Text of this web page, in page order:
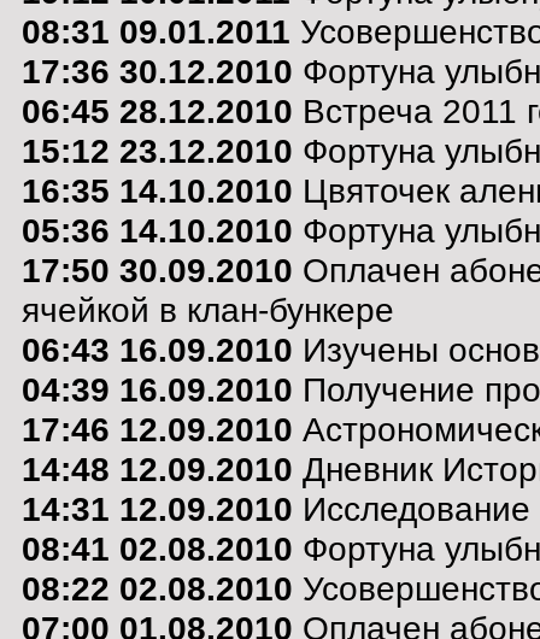
08:31 09.01.2011
17:36 30.12.2010 Фортуна
06:45 28.12.2010 Встреча 2011
15:12 23.12.2010 Фортуна
16:35 14.10.2010 Цвяточек
05:36 14.10.2010 Фортуна
17:50 30.09.2010 Оплачен
ячейкой в клан-бункере
06:43 16.09.2010 Изучены
04:39 16.09.2010 Получение
17:46 12.09.2010
14:48 12.09.2010 Дневник
14:31 12.09.2010
08:41 02.08.2010 Фортуна
08:22 02.08.2010
07:00 01.08.2010 Оплачен